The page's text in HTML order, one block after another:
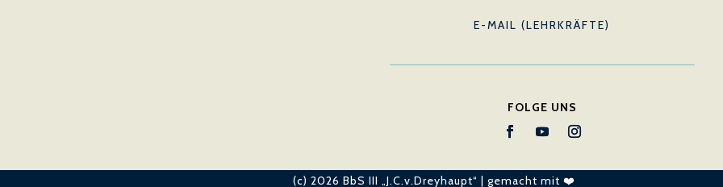
E-MAIL (LEHRKRÄFTE)
FOLGE UNS
(c) 2026 BbS III „J.C.v.Dreyhaupt“ | gemacht mit ❤️